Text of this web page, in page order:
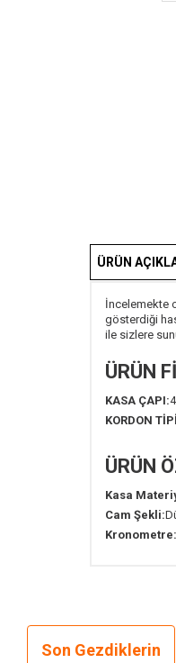
ÜRÜN
İncelemekte
gösterdiği
ile sizlere
ÜRÜN
KASA ÇAPI:
KORDON
ÜRÜN
Kasa
Cam Şekli:
Kronometre:
Son Gezdiklerin